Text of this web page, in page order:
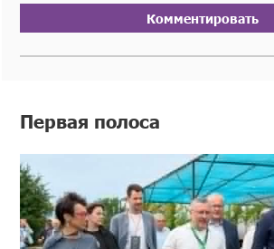
Комментировать
Первая полоса